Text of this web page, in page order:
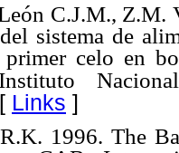
C.J.M.,
sistema de
celo en
Links ]
1996. The